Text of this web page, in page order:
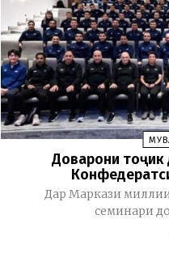
Доварони тоҷик
Дар Маркази
семинари